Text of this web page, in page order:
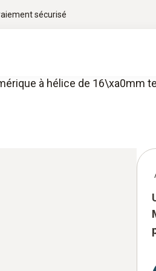
sécurisé
à hélice de 16\xa0mm